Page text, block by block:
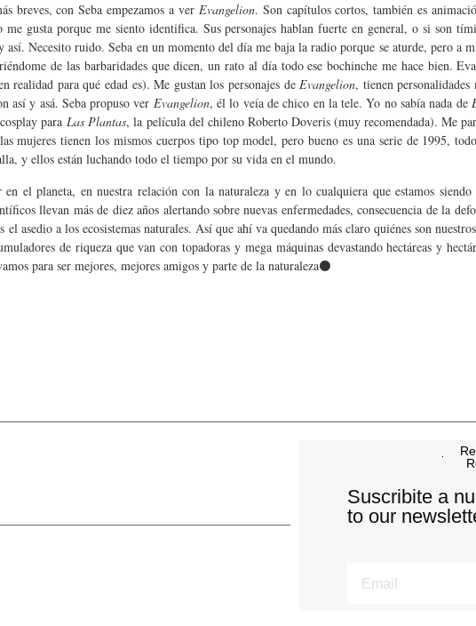
breves, con Seba empezamos a ver Evangelion. Son capítulos cortos, también es
me gusta porque me siento identifica. Sus personajes hablan fuerte en general, o si son
así. Necesito ruido. Seba en un momento del día me baja la radio porque se aturde, pero a
de las barbaridades que dicen, un rato al día todo ese bochinche me hace bien.
realidad para qué edad es). Me gustan los personajes deEvangelion, tienen
así y asá. Seba propuso ver Evangelion, él lo veía de chico en la tele. Yo no sabía nada de
paraLas Plantas, la película del chileno Roberto Doveris (muy recomendada). Me
mujeres tienen los mismos cuerpos tipo top model, pero bueno es una serie de 1995,
y ellos están luchando todo el tiempo por su vida en el mundo.
en el planeta, en nuestra relación con la naturaleza y en lo cualquiera que estamos
llevan más de diez años alertando sobre nuevas enfermedades, consecuencia de la
asedio a los ecosistemas naturales. Así que ahí va quedando más claro quiénes son
de riqueza que van con topadoras y mega máquinas devastando hectáreas y
para ser mejores, mejores amigos y parte de la naturaleza⚫
Suscribite a
to our